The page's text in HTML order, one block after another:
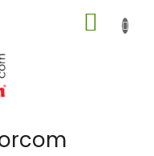
KOŠÍK